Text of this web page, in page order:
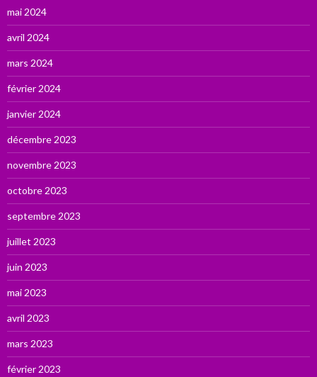
mai 2024
avril 2024
mars 2024
février 2024
janvier 2024
décembre 2023
novembre 2023
octobre 2023
septembre 2023
juillet 2023
juin 2023
mai 2023
avril 2023
mars 2023
février 2023